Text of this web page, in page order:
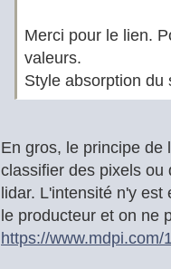
Merci pour le lien.
valeurs.
Style absorption du
En gros, le principe de
classifier des pixels ou
lidar. L'intensité n'y
le producteur et on ne
https://